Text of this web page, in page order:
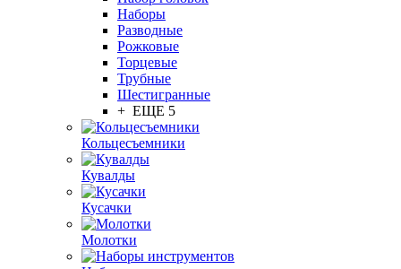
Наборы
Разводные
Рожковые
Торцевые
Трубные
Шестигранные
+ ЕЩЕ 5
Кольцесъемники
Кувалды
Кусачки
Молотки